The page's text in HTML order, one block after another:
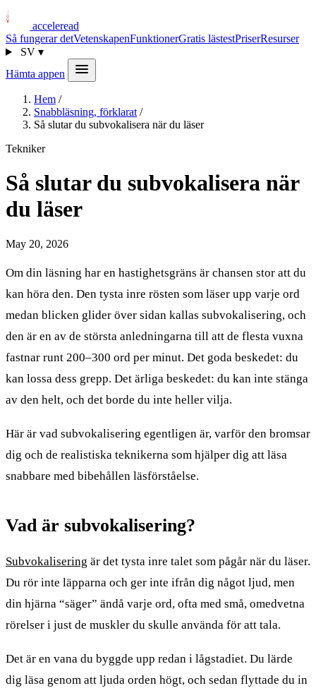
acceleread
Så fungerar detVetenskapenFunktionerGratis lästestPriserResurser
SV ▾
Hämta appen
Hem /
Snabbläsning, förklarat /
Så slutar du subvokalisera när du läser
Tekniker
Så slutar du subvokalisera när
du läser
May 20, 2026
Om din läsning har en hastighetsgräns är chansen stor att du
kan höra den. Den tysta inre rösten som läser upp varje ord
medan blicken glider över sidan kallas subvokalisering, och
den är en av de största anledningarna till att de flesta vuxna
fastnar runt 200–300 ord per minut. Det goda beskedet: du
kan lossa dess grepp. Det ärliga beskedet: du kan inte stänga
av den helt, och det borde du inte heller vilja.
Här är vad subvokalisering egentligen är, varför den bromsar
dig och de realistiska teknikerna som hjälper dig att läsa
snabbare med bibehållen läsförståelse.
Vad är subvokalisering?
Subvokalisering är det tysta inre talet som pågår när du läser.
Du rör inte läpparna och ger inte ifrån dig något ljud, men
din hjärna “säger” ändå varje ord, ofta med små, omedvetna
rörelser i just de muskler du skulle använda för att tala.
Det är en vana du byggde upp redan i lågstadiet. Du lärde
dig läsa genom att ljuda orden högt, och sedan flyttade du in